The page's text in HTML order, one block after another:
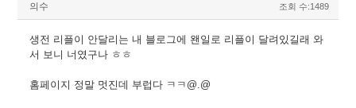
의수 조회 수:1489
생전 리플이 안달리는 내 블로그에 왠일로 리플이 달려있길래 와
서 보니 너였구나 ㅎㅎ
홈페이지 정말 멋진데 부럽다 ㅋㅋ@.@